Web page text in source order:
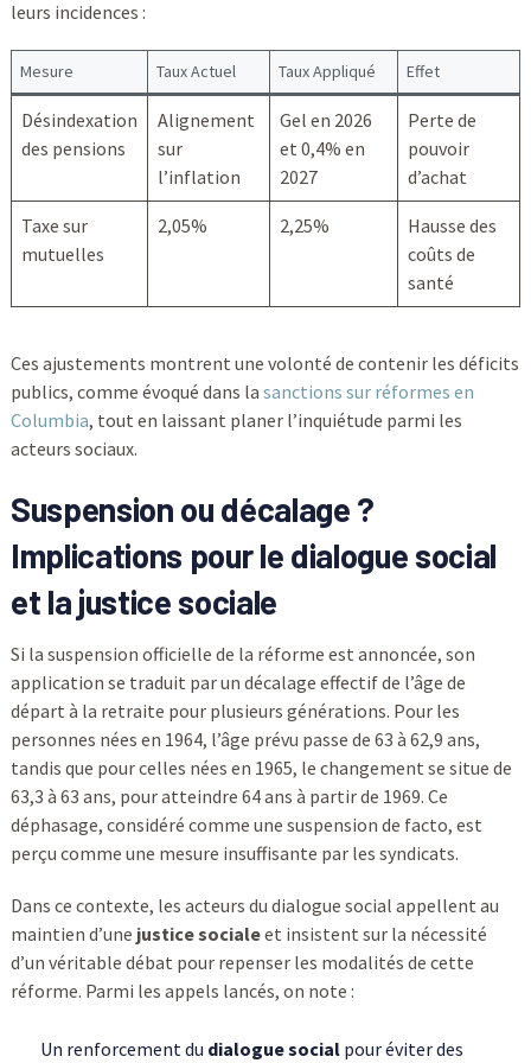
leurs incidences :
Mesure Taux Actuel Taux Appliqué Effet
Désindexation
des pensions
Alignement
sur
l’inflation
Gel en 2026
et 0,4% en
2027
Perte de
pouvoir
d’achat
Taxe sur
mutuelles
2,05% 2,25%
Hausse des
coûts de
santé
Ces ajustements montrent une volonté de contenir les déficits
publics, comme évoqué dans la sanctions sur réformes en
Columbia, tout en laissant planer l’inquiétude parmi les
acteurs sociaux.
Suspension ou décalage ?
Implications pour le dialogue social
et la justice sociale
Si la suspension officielle de la réforme est annoncée, son
application se traduit par un décalage effectif de l’âge de
départ à la retraite pour plusieurs générations. Pour les
personnes nées en 1964, l’âge prévu passe de 63 à 62,9 ans,
tandis que pour celles nées en 1965, le changement se situe de
63,3 à 63 ans, pour atteindre 64 ans à partir de 1969. Ce
déphasage, considéré comme une suspension de facto, est
perçu comme une mesure insuffisante par les syndicats.
Dans ce contexte, les acteurs du dialogue social appellent au
maintien d’une justice socialeet insistent sur la nécessité
d’un véritable débat pour repenser les modalités de cette
réforme. Parmi les appels lancés, on note :
Un renforcement du dialogue socialpour éviter des